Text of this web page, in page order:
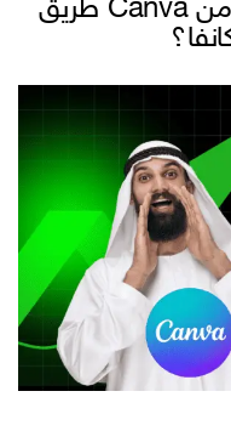
كيف يمكنني ربح المال من Canva طريق